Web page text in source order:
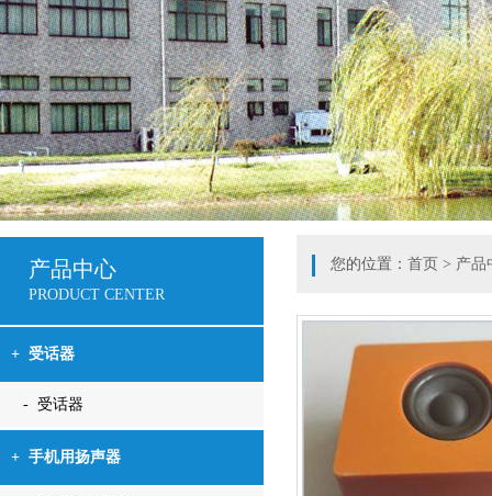
产品中心
PRODUCT CENTER
+ 受话器
- 受话器
+ 手机用扬声器
您的位置： 首页 > 产品